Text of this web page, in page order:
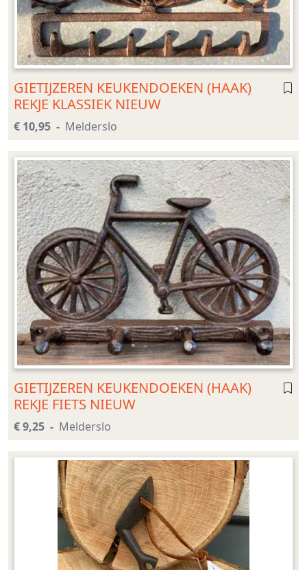
GIETIJZEREN KEUKENDOEKEN (HAAK)
REKJE KLASSIEK NIEUW
€ 10,95 Melderslo
GIETIJZEREN KEUKENDOEKEN (HAAK)
REKJE FIETS NIEUW
€ 9,25 Melderslo